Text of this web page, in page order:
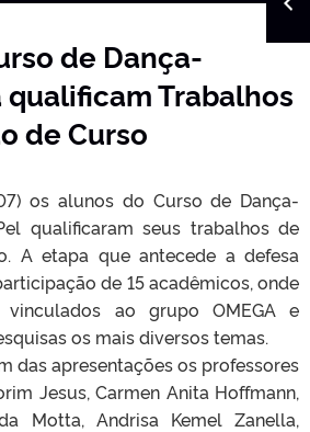
de Dança-
Trabalhos
de Curso
os alunos do Curso de Dança-
qualificaram seus trabalhos de
A etapa que antecede a defesa
de 15 acadêmicos, onde
ao grupo OMEGA e
os mais diversos temas.
das apresentações os professores
Jesus, Carmen Anita Hoffmann,
Motta, Andrisa Kemel Zanella,